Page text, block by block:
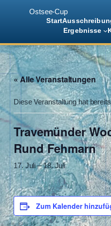
Ostsee-Cup
Start
Ergebnisse
« Alle Veranstaltungen
Diese Veranstaltung hat
Travemünder
Rund Fehmarn
17. Juli–18. Juli
Zum Kalender